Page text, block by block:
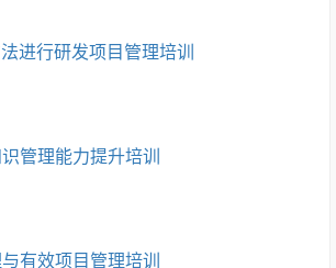
进行研发项目管理培训
管理能力提升培训
有效项目管理培训